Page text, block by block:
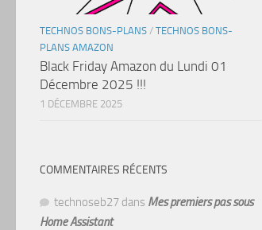
TECHNOS BONS-PLANS / TECHNOS BONS-
PLANS AMAZON
Black Friday Amazon du Lundi 01
Décembre 2025 !!!
1 DÉCEMBRE 2025
COMMENTAIRES RÉCENTS
technoseb27 dans Mes premiers pas sous
Home Assistant